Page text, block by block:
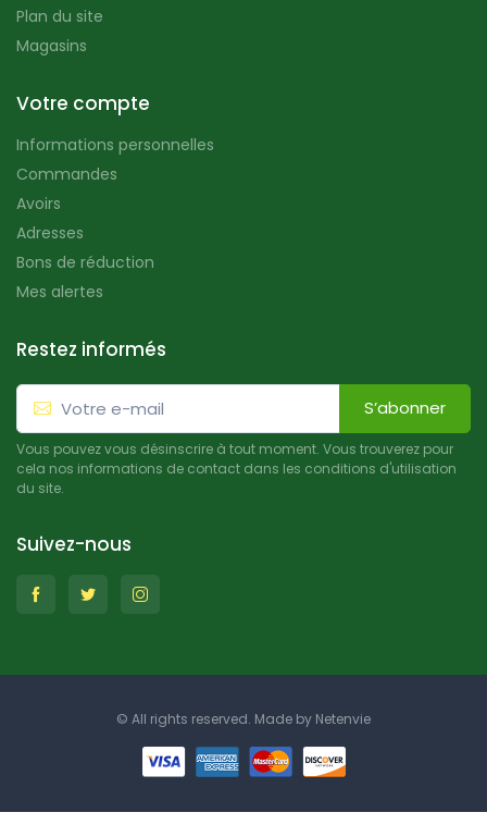
Plan du site
Magasins
Votre compte
Informations personnelles
Commandes
Avoirs
Adresses
Bons de réduction
Mes alertes
Restez informés
S’abonner
Vous pouvez vous désinscrire à tout moment. Vous trouverez pour
cela nos informations de contact dans les conditions d'utilisation
du site.
Suivez-nous
© All rights reserved. Made by Netenvie